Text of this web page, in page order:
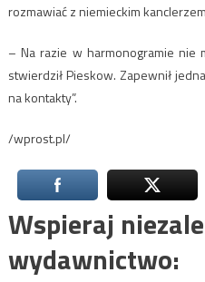
rozmawiać z niemieckim
– Na razie w harmonogramie nie
stwierdził Pieskow. Zapewnił
na kontakty”.
/wprost.pl/
Wspieraj
wydawnictwo: